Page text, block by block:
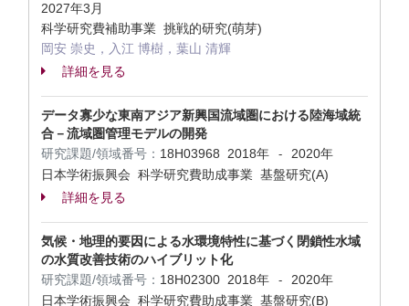
2027年3月
科学研究費補助事業 挑戦的研究(萌芽)
岡安 崇史，入江 博樹，葉山 清輝
詳細を見る
データ寡少な東南アジア新興国流域圏における陸海域統
合－流域圏管理モデルの開発
研究課題/領域番号： 18H03968 2018年 -
2020年
日本学術振興会 科学研究費助成事業 基盤研究(A)
詳細を見る
気候・地理的要因による水環境特性に基づく閉鎖性水域
の水質改善技術のハイブリット化
研究課題/領域番号： 18H02300 2018年 -
2020年
日本学術振興会 科学研究費助成事業 基盤研究(B)